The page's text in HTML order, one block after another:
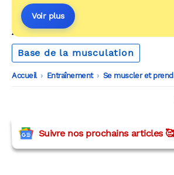
Voir plus
AUTOUR DU MÊME THÈME
Base de la musculation
Accueil -
Entraînement -
Se muscler et
Suivre nos prochains articles 🥰